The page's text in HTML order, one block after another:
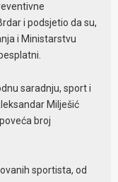
i podsjetio da su,
i Ministarstvu
saradnju, sport i
Milješić
broj
sportista, od